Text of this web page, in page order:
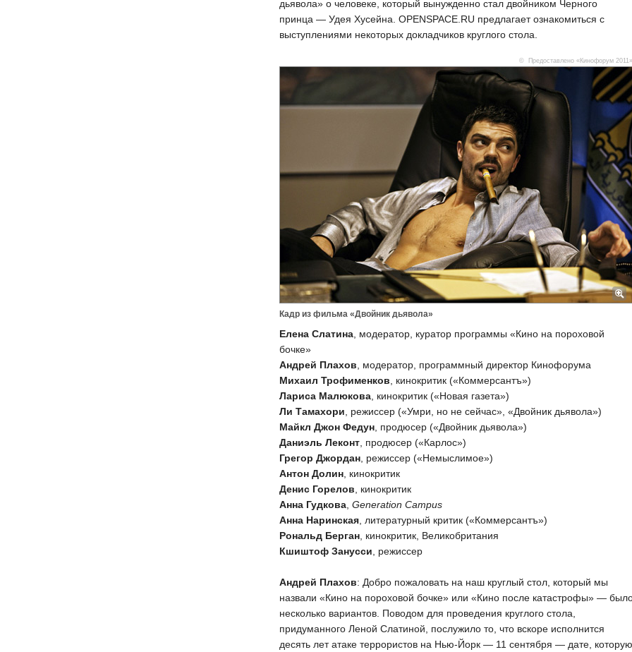
дьявола» о человеке, который вынужденно стал двойником Черного
принца — Удея Хусейна. OPENSPACE.RU предлагает ознакомиться с
выступлениями некоторых докладчиков круглого стола.
© Предоставлено «Кинофорум 2011»
Кадр из фильма «Двойник дьявола»
Елена Слатина , модератор, куратор программы «Кино на пороховой
бочке»
Андрей Плахов , модератор, программный директор Кинофорума
Михаил Трофименков , кинокритик («Коммерсантъ»)
Лариса Малюкова , кинокритик («Новая газета»)
Ли Тамахори , режиссер («Умри, но не сейчас», «Двойник дьявола»)
Майкл Джон Федун , продюсер («Двойник дьявола»)
Даниэль Леконт , продюсер («Карлос»)
Грегор Джордан , режиссер («Немыслимое»)
Антон Долин , кинокритик
Денис Горелов , кинокритик
Анна Гудкова Generation Campus
Анна Наринская , литературный критик («Коммерсантъ»)
Рональд Берган , кинокритик, Великобритания
Кшиштоф Занусси , режиссер
Андрей Плахов: Добро пожаловать на наш круглый стол, который мы
назвали «Кино на пороховой бочке» или «Кино после катастрофы» —
несколько вариантов. Поводом для проведения круглого стола,
придуманного Леной Слатиной, послужило то, что вскоре исполнится
десять лет атаке террористов на Нью-Йорк — 11 сентября — дате, которую